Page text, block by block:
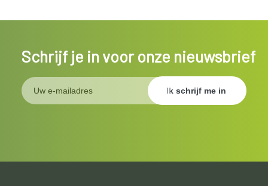
Schrijf je in voor onze nieuwsbrief